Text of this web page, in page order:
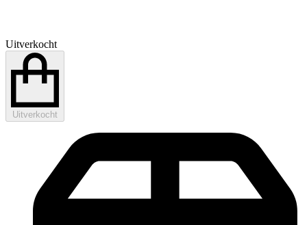
Uitverkocht
Uitverkocht